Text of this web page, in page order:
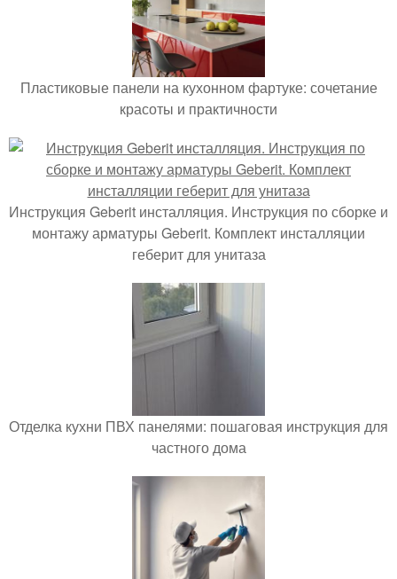
Пластиковые панели на кухонном фартуке: сочетание
красоты и практичности
Инструкция Geberit инсталляция. Инструкция по сборке и
монтажу арматуры Geberit. Комплект инсталляции
геберит для унитаза
Отделка кухни ПВХ панелями: пошаговая инструкция для
частного дома